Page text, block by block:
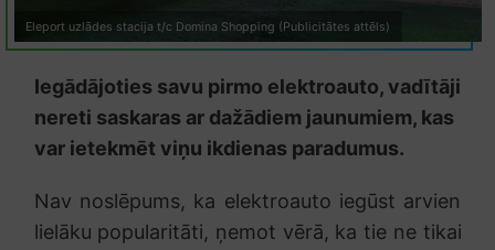
Eleport uzlādes stacija t/c Domina Shopping (Publicitātes attēls)
Iegādājoties savu pirmo elektroauto, vadītāji
nereti saskaras ar dažādiem jaunumiem, kas
var ietekmēt viņu ikdienas paradumus.
Nav noslēpums, ka elektroauto iegūst arvien
lielāku popularitāti, ņemot vērā, ka tie ne tikai